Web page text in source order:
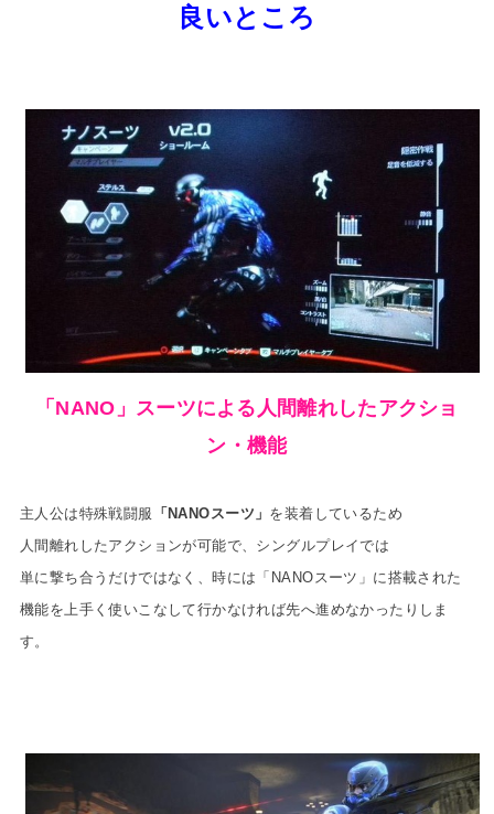
良いところ
「NANO」スーツによる人間離れしたアクショ
ン・機能
主人公は特殊戦闘服 「NANOスーツ」 を装着しているため
人間離れしたアクションが可能で、シングルプレイでは
単に撃ち合うだけではなく、時には「NANOスーツ」に搭載された
機能を上手く使いこなして行かなければ先へ進めなかったりしま
す。